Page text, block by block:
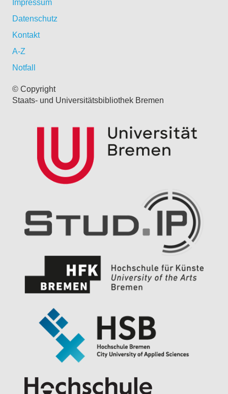
Impressum
Datenschutz
Kontakt
A-Z
Notfall
© Copyright
Staats- und Universitätsbibliothek Bremen